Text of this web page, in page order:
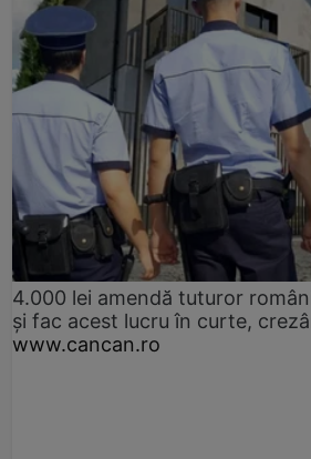
4.000 lei amendă tuturor
și fac acest lucru în curte,
www.cancan.ro